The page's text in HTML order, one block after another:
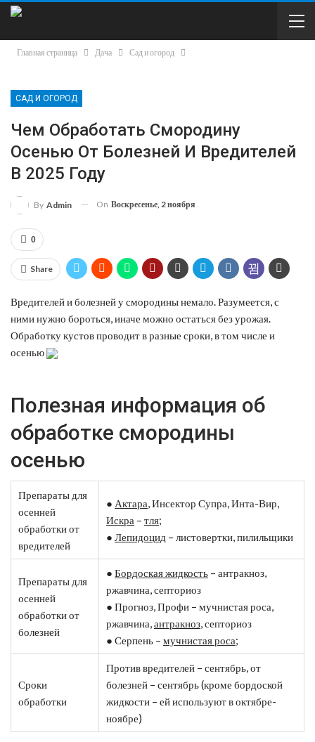
Главная страница Дача Сад и огород
САД И ОГОРОД
Чем Обработать Смородину
Осенью От Болезней И Вредителей
В 2025 Году
By Admin On Воскресенье, 2 ноября
0
Share
Вредителей и болезней у смородины немало. Разумеется, с
ними нужно бороться, иначе можно остаться без урожая.
Обработку кустов проводит в разные сроки, в том числе и
осенью
Полезная информация об
обработке смородины
осенью
Препараты для
осенней
обработки от
вредителей
● Актара, Инсектор Супра, Инта-Вир,
Искра – тля;
● Лепидоцид – листовертки, пилильщики
Препараты для
осенней
обработки от
болезней
● Бордоская жидкость – антракноз,
ржавчина, септориоз
● Прогноз, Профи – мучнистая роса,
ржавчина,антракноз, септориоз
● Серпень – мучнистая роса;
Сроки
обработки
Против вредителей – сентябрь, от
болезней – сентябрь (кроме бордоской
жидкости – ей используют в октябре-
ноябре)